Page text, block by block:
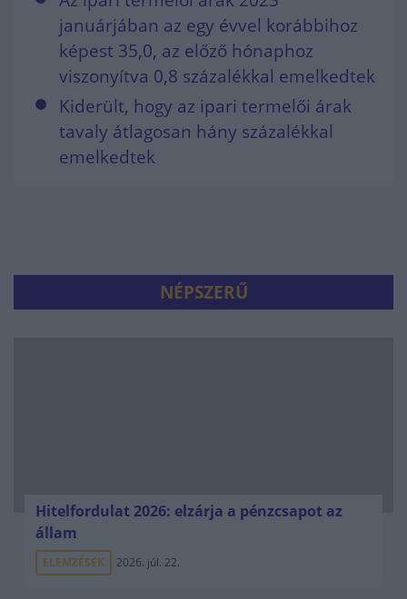
januárjában az egy évvel korábbihoz
képest 35,0, az előző hónaphoz
viszonyítva 0,8 százalékkal emelkedtek
Kiderült, hogy az ipari termelői árak
tavaly átlagosan hány százalékkal
emelkedtek
NÉPSZERŰ
Hitelfordulat 2026: elzárja a pénzcsapot az
állam
ELEMZÉSEK 2026. júl. 22.